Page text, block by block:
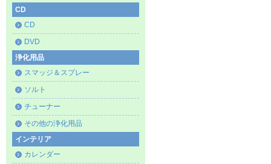
CD
CD
DVD
浄化用品
スマッジ＆スプレー
ソルト
チューナー
その他の浄化用品
インテリア
カレンダー